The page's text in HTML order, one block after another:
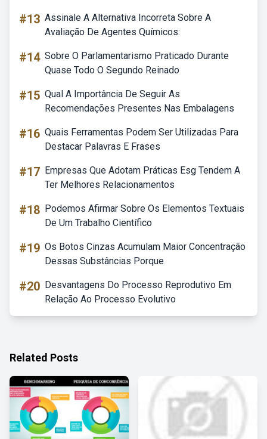
#13 Assinale A Alternativa Incorreta Sobre A
Avaliação De Agentes Químicos:
#14 Sobre O Parlamentarismo Praticado Durante
Quase Todo O Segundo Reinado
#15 Qual A Importância De Seguir As
Recomendações Presentes Nas Embalagens
#16 Quais Ferramentas Podem Ser Utilizadas Para
Destacar Palavras E Frases
#17 Empresas Que Adotam Práticas Esg Tendem A
Ter Melhores Relacionamentos
#18 Podemos Afirmar Sobre Os Elementos Textuais
De Um Trabalho Científico
#19 Os Botos Cinzas Acumulam Maior Concentração
Dessas Substâncias Porque
#20 Desvantagens Do Processo Reprodutivo Em
Relação Ao Processo Evolutivo
Related Posts